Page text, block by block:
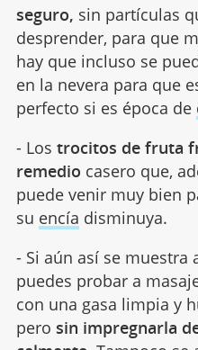
seguro, sin partículas
desprender, para que
hay que incluso se
en la nevera para que
perfecto si es época de
- Los trocitos de fruta
remedio casero que,
puede venir muy bien
su encía disminuya.
- Si aún así se muestra
puedes probar a
con una gasa limpia y
pero sin impregnarla